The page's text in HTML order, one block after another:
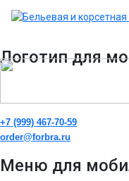
Логотип для
+7 (999) 467-70-59
order@forbra.ru
Меню для